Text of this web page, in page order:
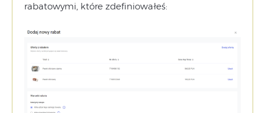
rabatowymi, które zdefiniowałeś: